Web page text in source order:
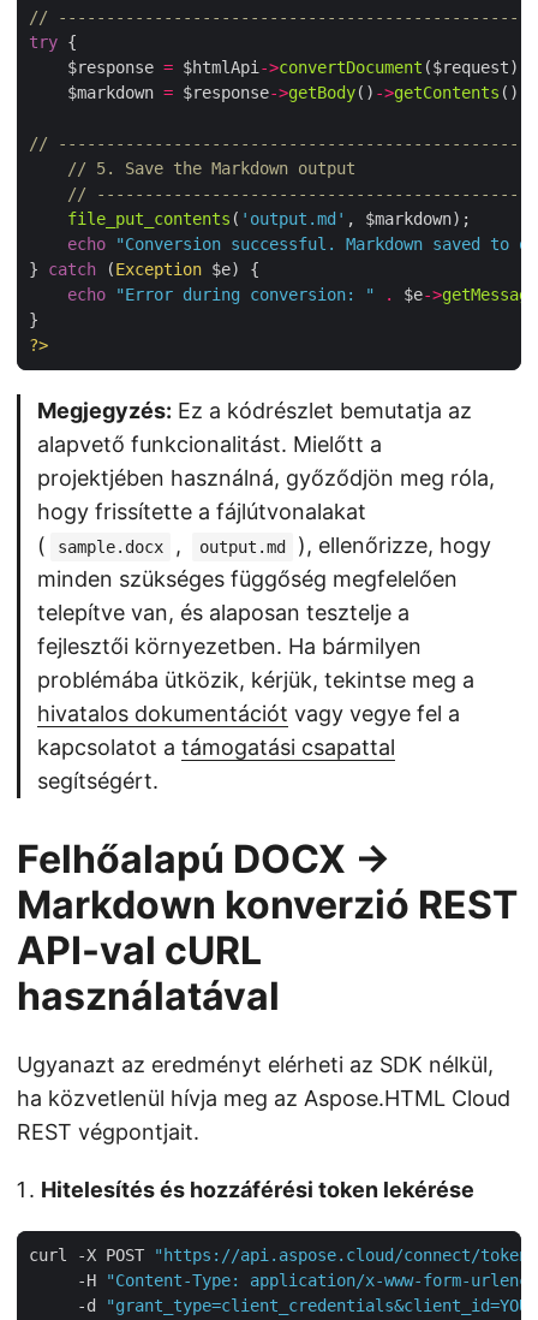
//
try
    $response
= $htmlApi ->convertDocument
    $markdown
= $response->getBody() ->getContents
//
// 5. Save the Markdown output
//
file_put_contents ( 'output.md'
echo
"Conversion successful. Markdown saved to
} catch (Exception
echo
"Error during conversion: " . $e->getMessage
?>
Megjegyzés: Ez a kódrészlet bemutatja az
alapvető funkcionalitást. Mielőtt a
projektjében használná, győződjön meg róla,
hogy frissítette a fájlútvonalakat
(
sample.docx , output.md
), ellenőrizze, hogy
minden szükséges függőség megfelelően
telepítve van, és alaposan tesztelje a
fejlesztői környezetben. Ha bármilyen
problémába ütközik, kérjük, tekintse meg a
hivatalos dokumentációt vagy vegye fel a
kapcsolatot a támogatási csapattal
segítségért.
Felhőalapú DOCX →
Markdown konverzió REST
API-val cURL
használatával
Ugyanazt az eredményt elérheti az SDK nélkül,
ha közvetlenül hívja meg az Aspose.HTML Cloud
REST végpontjait.
Hitelesítés és hozzáférési token lekérése
curl -X POST
"https://api.aspose.cloud/connect/token"
     -H
"Content-Type: application/x-www-form-
     -d